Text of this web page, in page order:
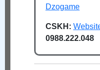
Dzogame
CSKH:
0988.222.048